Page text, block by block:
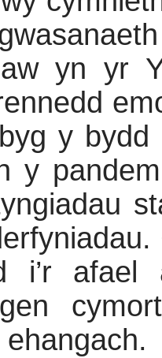
yn yr
y
y
i’r afael